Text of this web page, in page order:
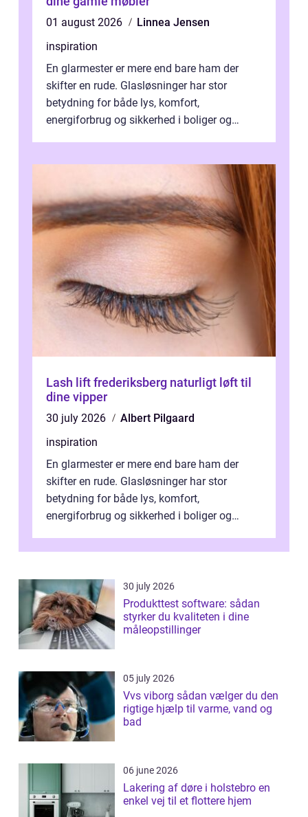
01 august 2026
Linnea Jensen
inspiration
En glarmester er mere end bare ham der
skifter en rude. Glasløsninger har stor
betydning for både lys, komfort,
energiforbrug og sikkerhed i boliger og
Lash lift frederiksberg naturligt løft til
dine vipper
30 july 2026
Albert Pilgaard
inspiration
En glarmester er mere end bare ham der
skifter en rude. Glasløsninger har stor
betydning for både lys, komfort,
energiforbrug og sikkerhed i boliger og
30 july 2026
Produkttest software: sådan
styrker du kvaliteten i dine
måleopstillinger
05 july 2026
Vvs viborg sådan vælger du den
rigtige hjælp til varme, vand og
bad
06 june 2026
Lakering af døre i holstebro en
enkel vej til et flottere hjem